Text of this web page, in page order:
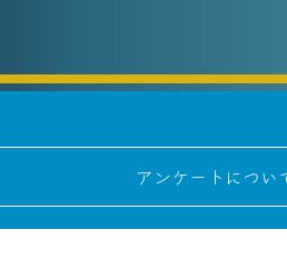
アンケートについ